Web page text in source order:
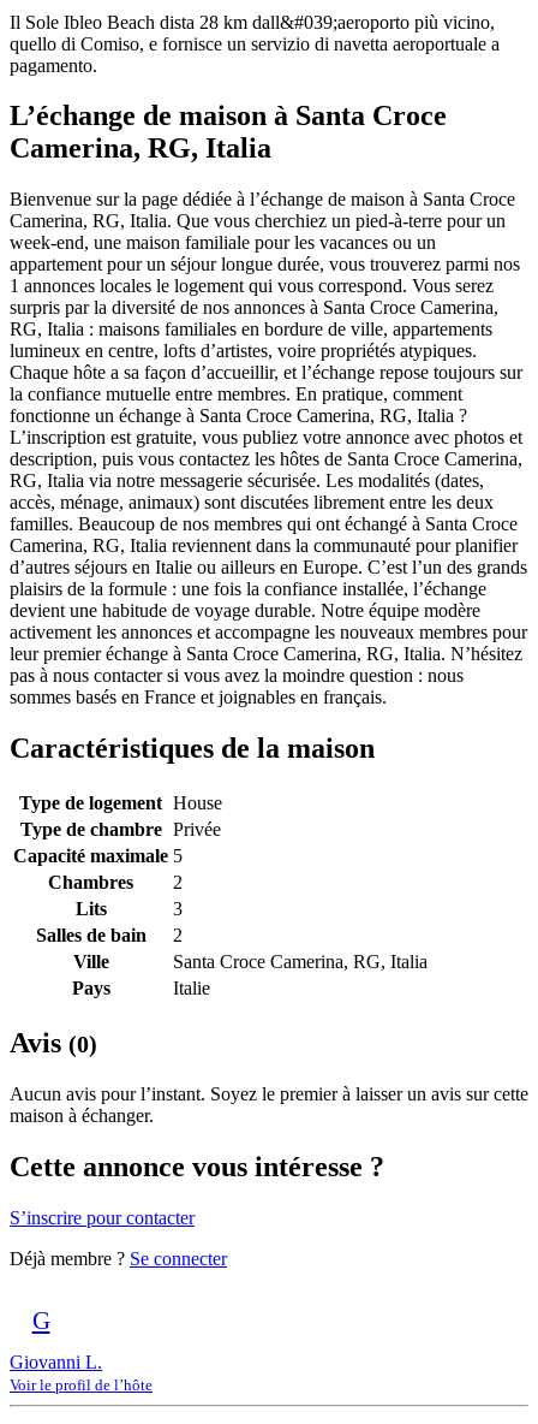
Il Sole Ibleo Beach dista 28 km dall&#039;aeroporto più vicino,
quello di Comiso, e fornisce un servizio di navetta aeroportuale a
pagamento.
L’échange de maison à Santa Croce
Camerina, RG, Italia
Bienvenue sur la page dédiée à l’échange de maison à Santa Croce
Camerina, RG, Italia. Que vous cherchiez un pied-à-terre pour un
week-end, une maison familiale pour les vacances ou un
appartement pour un séjour longue durée, vous trouverez parmi nos
1 annonces locales le logement qui vous correspond. Vous serez
surpris par la diversité de nos annonces à Santa Croce Camerina,
RG, Italia : maisons familiales en bordure de ville, appartements
lumineux en centre, lofts d’artistes, voire propriétés atypiques.
Chaque hôte a sa façon d’accueillir, et l’échange repose toujours sur
la confiance mutuelle entre membres. En pratique, comment
fonctionne un échange à Santa Croce Camerina, RG, Italia ?
L’inscription est gratuite, vous publiez votre annonce avec photos et
description, puis vous contactez les hôtes de Santa Croce Camerina,
RG, Italia via notre messagerie sécurisée. Les modalités (dates,
accès, ménage, animaux) sont discutées librement entre les deux
familles. Beaucoup de nos membres qui ont échangé à Santa Croce
Camerina, RG, Italia reviennent dans la communauté pour planifier
d’autres séjours en Italie ou ailleurs en Europe. C’est l’un des grands
plaisirs de la formule : une fois la confiance installée, l’échange
devient une habitude de voyage durable. Notre équipe modère
activement les annonces et accompagne les nouveaux membres pour
leur premier échange à Santa Croce Camerina, RG, Italia. N’hésitez
pas à nous contacter si vous avez la moindre question : nous
sommes basés en France et joignables en français.
Caractéristiques de la maison
Type de logement House
Type de chambre Privée
Capacité maximale 5
Chambres
2
Lits
3
Salles de bain
2
Ville
Santa Croce Camerina, RG, Italia
Pays
Italie
Avis (0)
Aucun avis pour l’instant. Soyez le premier à laisser un avis sur cette
maison à échanger.
Cette annonce vous intéresse ?
S’inscrire pour contacter
Déjà membre ? Se connecter
G
Giovanni L.
Voir le profil de l’hôte